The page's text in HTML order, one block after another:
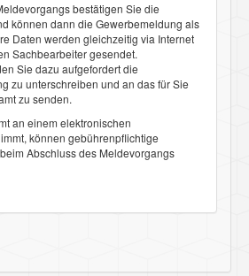
bestätigen Sie die
können dann die Gewerbemeldung als
Daten werden gleichzeitig via Internet
Sachbearbeiter gesendet.
Sie dazu aufgefordert die
zu unterschreiben und an das für Sie
zu senden.
an einem elektronischen
können gebührenpflichtige
Abschluss des Meldevorgangs